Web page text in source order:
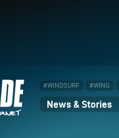
#WINDSURF #WING
News & Stories